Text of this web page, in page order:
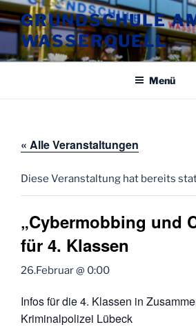
Zum
Inhalt
springen
GRUNDSCHULE
WASSERQUELL
Menü
« Alle Veranstaltungen
Diese Veranstaltung hat bereits
„Cybermobbing und
für 4. Klassen
26.Februar @ 0:00
Infos für die 4. Klassen in
Kriminalpolizei Lübeck